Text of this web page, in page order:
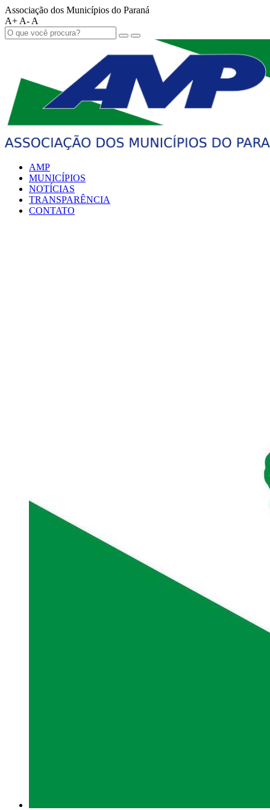
Associação dos Municípios do Paraná
A+ A- A
AMP
MUNICÍPIOS
NOTÍCIAS
TRANSPARÊNCIA
CONTATO